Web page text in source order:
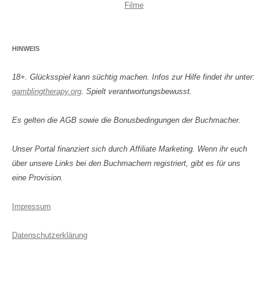
Filme
HINWEIS
18+. Glücksspiel kann süchtig machen. Infos zur Hilfe findet ihr unter:
gamblingtherapy.org. Spielt verantwortungsbewusst.
Es gelten die AGB sowie die Bonusbedingungen der Buchmacher.
Unser Portal finanziert sich durch Affiliate Marketing. Wenn ihr euch
über unsere Links bei den Buchmachern registriert, gibt es für uns
eine Provision.
Impressum
Datenschutzerklärung